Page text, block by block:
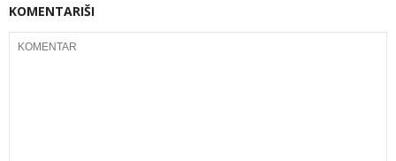
KOMENTARIŠI